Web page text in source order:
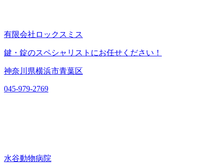
有限会社ロックスミス
鍵・錠のスペシャリストにお任せください！
神奈川県横浜市青葉区
045-979-2769
水谷動物病院